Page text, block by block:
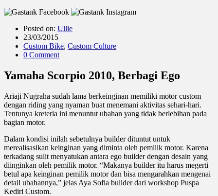
Posted on: Ullie
23/03/2015
Custom Bike, Custom Culture
0 Comment
Yamaha Scorpio 2010, Berbagi Ego
Ariaji Nugraha sudah lama berkeinginan memiliki motor custom
dengan riding yang nyaman buat menemani aktivitas sehari-hari.
Tentunya kreteria ini menuntut ubahan yang tidak berlebihan pada
bagian motor.
Dalam kondisi inilah sebetulnya builder dituntut untuk
merealisasikan keinginan yang diminta oleh pemilik motor. Karena
terkadang sulit menyatukan antara ego builder dengan desain yang
diinginkan oleh pemilik motor. “Makanya builder itu harus megerti
betul apa keinginan pemilik motor dan bisa mengarahkan mengenai
detail ubahannya,” jelas Aya Sofia builder dari workshop Puspa
Kediri Custom.